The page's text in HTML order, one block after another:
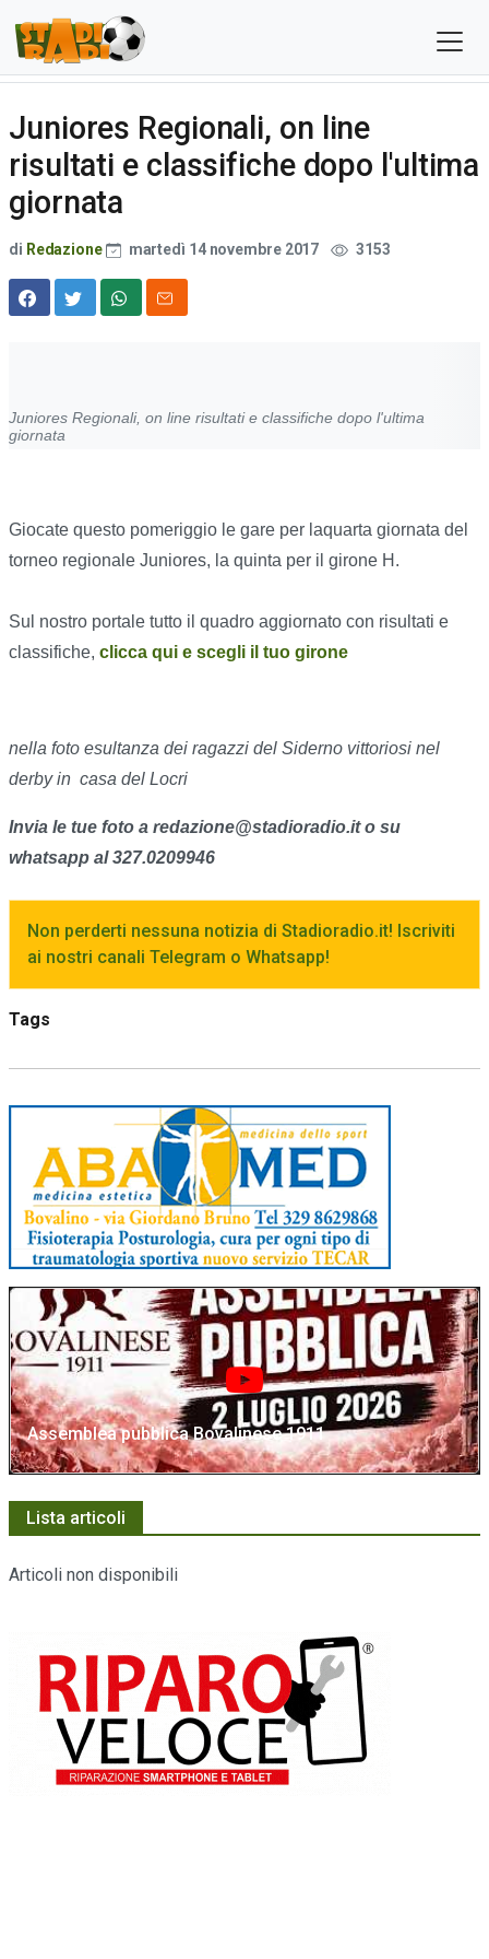
Juniores Regionali, on line
risultati e classifiche dopo l'ultima
giornata
di Redazione martedì 14 novembre 2017 3153
Juniores Regionali, on line risultati e classifiche dopo l'ultima
giornata
Giocate questo pomeriggio le gare per laquarta giornata del
torneo regionale Juniores, la quinta per il girone H.
Sul nostro portale tutto il quadro aggiornato con risultati e
classifiche, clicca qui e scegli il tuo girone
nella foto esultanza dei ragazzi del Siderno vittoriosi nel
derby in casa del Locri
Invia le tue foto a redazione@stadioradio.it o su
whatsapp al 327.0209946
Non perderti nessuna notizia di Stadioradio.it! Iscriviti
ai nostri canali Telegram o Whatsapp!
Tags
Assemblea pubblica Bovalinese 1911
Lista articoli
Articoli non disponibili